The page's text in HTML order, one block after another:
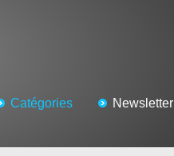
Catégories Newsletter